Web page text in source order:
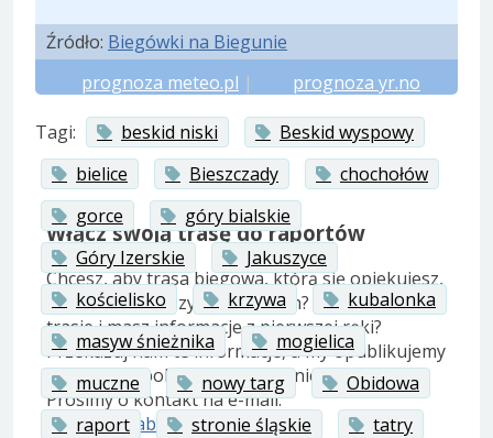
Źródło: Biegówki na Biegunie
prognoza meteo.pl | prognoza yr.no
Włącz swoją trasę do raportów
Chcesz, aby trasa biegowa, którą się opiekujesz,
była ujęta w naszych raportach? Biegasz na
trasie i masz informacje z pierwszej ręki?
Przekazuj nam te informacje, a my opublikujemy
je w ogólnopolskim raporcie śniegowym.
Prosimy o kontakt na e-mail:
raporty@nabiegowkach.pl
Tagi: beskid niski
Beskid wyspowy
bielice
Bieszczady
chochołów
gorce
góry bialskie
Góry Izerskie
Jakuszyce
kościelisko
krzywa
kubalonka
masyw śnieżnika
mogielica
muczne
nowy targ
Obidowa
raport
stronie śląskie
tatry